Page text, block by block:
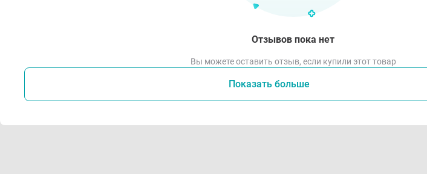
Отзывов пока нет
Вы можете оставить отзыв, если купили этот товар
Показать больше